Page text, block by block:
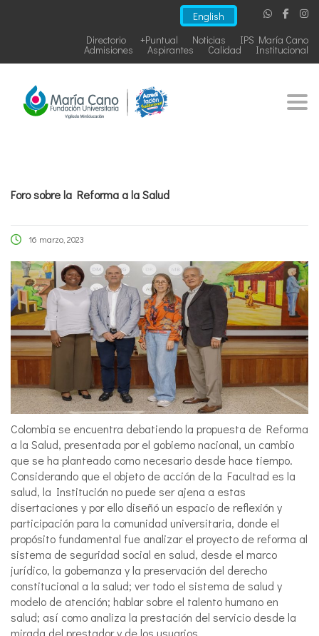
English
IPS María Cano
Noticias
+Puntual
Directorio
Institucional
Calidad
Aspirantes
Admisiones
Foro sobre la Reforma a la Salud
16 marzo, 2023
Colombia se encuentra debatiendo la propuesta de Reforma
a la Salud, presentada por el gobierno nacional, un cambio
que se ha planteado como necesario desde hace tiempo.
Considerando que el objeto de acción de la Facultad es la
salud, la Institución no puede ser ajena a estas
disertaciones y por ello diseñó un espacio de reflexión y
participación para la comunidad universitaria, donde el
propósito fundamental fue analizar el proyecto de reforma al
sistema de seguridad social en salud, desde el marco
jurídico, la gobernanza y la preservación del derecho
constitucional a la salud; ver todo el sistema de salud y
modelo de atención; hablar sobre el talento humano en
salud; así como analiza la prestación del servicio desde la
mirada del prestador y de los usuarios.